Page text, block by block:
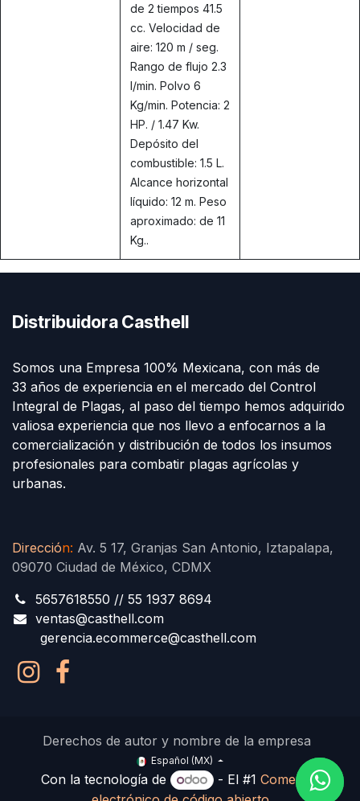
de 2 tiempos 41.5
cc. Velocidad de
aire: 120 m / seg.
Rango de flujo 2.3
l/min. Polvo 6
Kg/min. Potencia: 2
HP. / 1.47 Kw.
Depósito del
combustible: 1.5 L.
Alcance horizontal
líquido: 12 m. Peso
aproximado: de 11
Kg..
Distribuidora Casthell
Somos una Empresa 100% Mexicana, con más de
33 años de experiencia en el mercado del Control
Integral de Plagas, al paso del tiempo hemos adquirido
valiosa experiencia que nos llevo a enfocarnos a la
comercialización y distribución de todos los insumos
profesionales para combatir plagas agrícolas y
urbanas.
Dirección: Av. 5 17, Granjas San Antonio, Iztapalapa,
09070 Ciudad de México, CDMX
5657618550 // 55 1937 8694
ventas@casthell.com
gerencia.ecommerce@casthell.com
Derechos de autor y nombre de la empresa
Español (MX)
Con la tecnología de - El #1Comercio